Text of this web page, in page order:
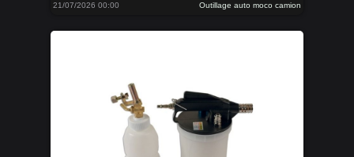
21/07/2026 00:00 Outillage auto moco camion